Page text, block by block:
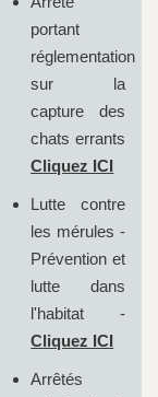
portant
réglementation
sur la
capture des
chats errants
Cliquez ICI
Lutte contre
les mérules -
Prévention et
lutte dans
l'habitat -
Cliquez ICI
Arrêtés